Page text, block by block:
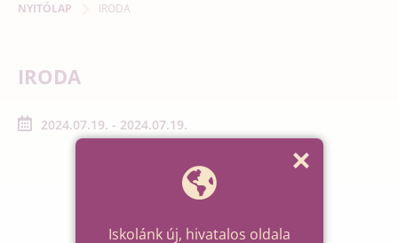
NYITÓLAP IRODA
IRODA
2024.07.19. - 2024.07.19.
Iskolánk új, hivatalos oldala